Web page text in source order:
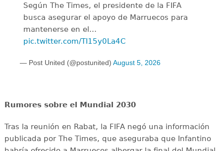
Según The Times, el presidente de la FIFA
busca asegurar el apoyo de Marruecos para
mantenerse en el…
pic.twitter.com/TI15y0La4C
— Post United (@postunited) August 5, 2026
Rumores sobre el Mundial 2030
Tras la reunión en Rabat, la FIFA negó una información
publicada por The Times, que aseguraba que Infantino